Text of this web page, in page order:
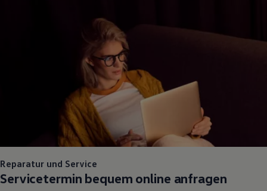
Reparatur und Service
Servicetermin bequem online anfragen